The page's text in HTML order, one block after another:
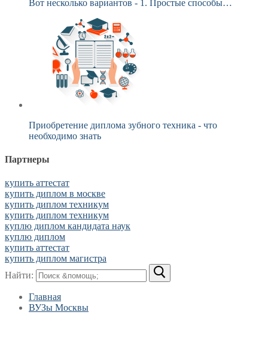
Вот несколько вариантов - 1. Простые способы…
Приобретение диплома зубного техника - что
необходимо знать
Партнеры
купить аттестат
купить диплом в москве
купить диплом техникум
купить диплом техникум
куплю диплом кандидата наук
куплю диплом
купить аттестат
купить диплом магистра
Найти:
Главная
ВУЗы Москвы